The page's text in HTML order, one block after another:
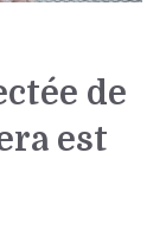
de
est